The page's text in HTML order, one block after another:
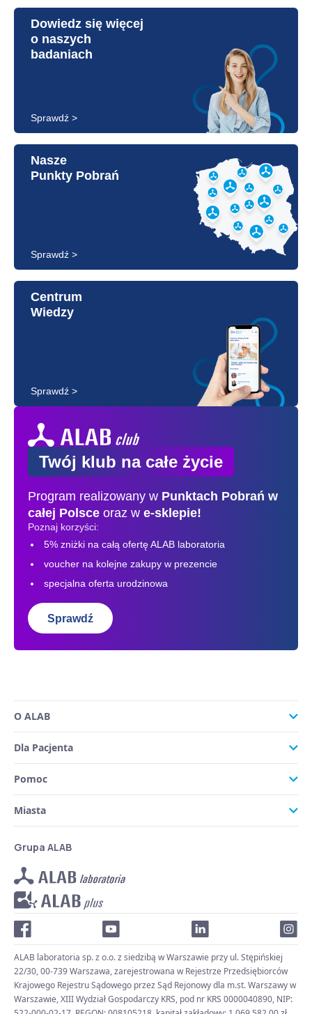
Dowiedz się więcej
o naszych
badaniach
Sprawdź >
Nasze
Punkty Pobrań
Sprawdź >
Centrum
Wiedzy
Sprawdź >
Twój klub na całe życie
Program realizowany w Punktach Pobrań w
całej Polsce oraz w e-sklepie!
Poznaj korzyści:
5% zniżki na całą ofertę ALAB laboratoria
voucher na kolejne zakupy w prezencie
specjalna oferta urodzinowa
Sprawdź
O ALAB
Dla Pacjenta
Pomoc
Miasta
Grupa ALAB
ALAB laboratoria sp. z o.o. z siedzibą w Warszawie przy ul. Stępińskiej
22/30, 00-739 Warszawa, zarejestrowana w Rejestrze Przedsiębiorców
Krajowego Rejestru Sądowego przez Sąd Rejonowy dla m.st. Warszawy w
Warszawie, XIII Wydział Gospodarczy KRS, pod nr KRS 0000040890, NIP: